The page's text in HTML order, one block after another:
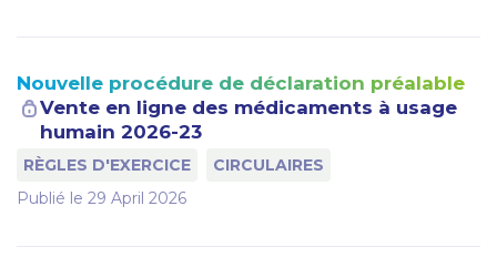
Nouvelle procédure de déclaration préalable
Vente en ligne des médicaments à usage
humain 2026-23
RÈGLES D'EXERCICE
CIRCULAIRES
Publié le 29 April 2026